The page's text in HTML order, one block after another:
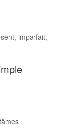
imparfait,
âmes